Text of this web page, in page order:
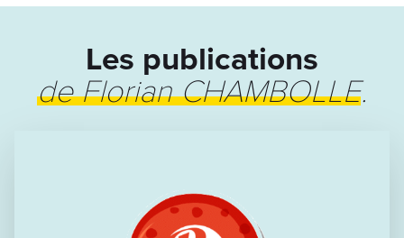
Les publications
de Florian CHAMBOLLE.